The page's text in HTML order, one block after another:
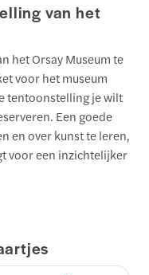
van het
het Orsay Museum te
voor het museum
tentoonstelling je wilt
Een goede
en over kunst te leren,
voor een inzichtelijker